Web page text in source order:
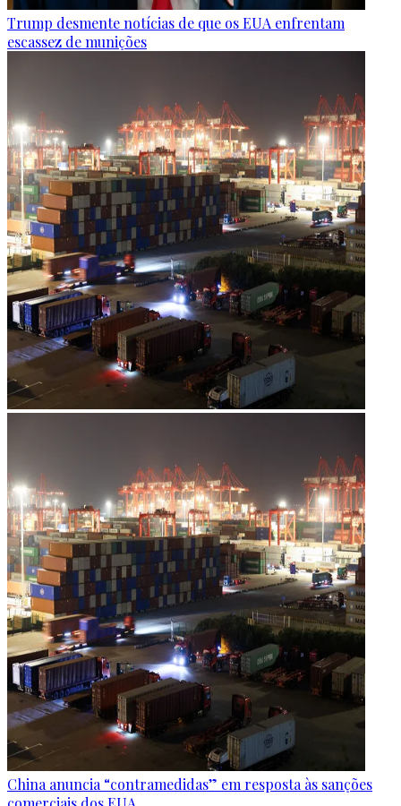
Trump desmente notícias de que os EUA enfrentam
escassez de munições
China anuncia “contramedidas” em resposta às sanções